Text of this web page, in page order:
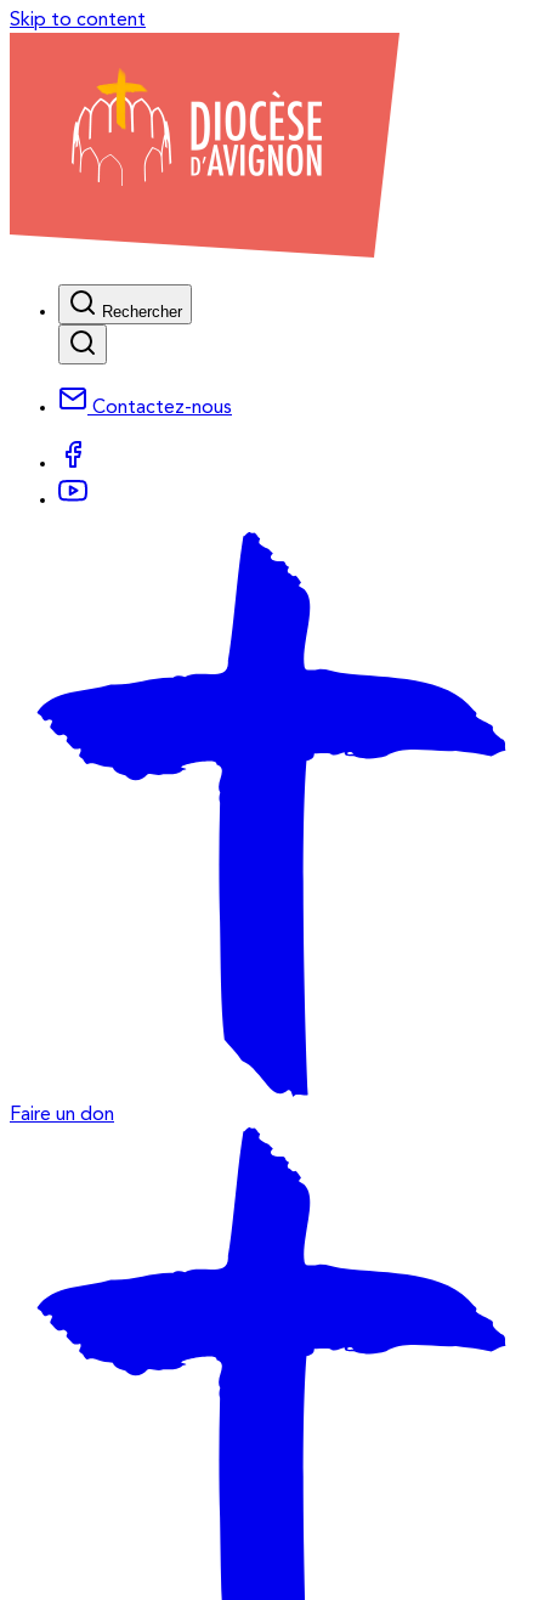
Skip to content
Rechercher
Contactez-nous
Faire un don